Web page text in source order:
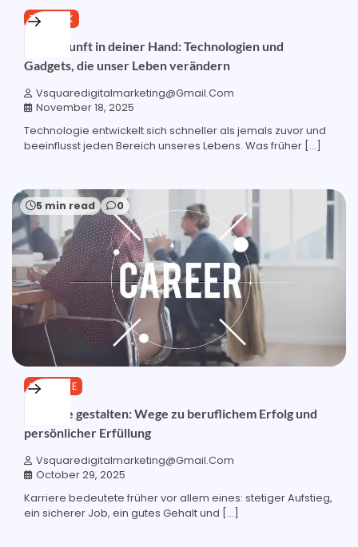
TECHNIK
Die Zukunft in deiner Hand: Technologien und
Gadgets, die unser Leben verändern
Vsquaredigitalmarketing@gmail.com
November 18, 2025
Technologie entwickelt sich schneller als jemals zuvor und
beeinflusst jeden Bereich unseres Lebens. Was früher […]
5 min read 0
KARRIERE
Karriere gestalten: Wege zu beruflichem Erfolg und
persönlicher Erfüllung
Vsquaredigitalmarketing@gmail.com
October 29, 2025
Karriere bedeutete früher vor allem eines: stetiger Aufstieg,
ein sicherer Job, ein gutes Gehalt und […]